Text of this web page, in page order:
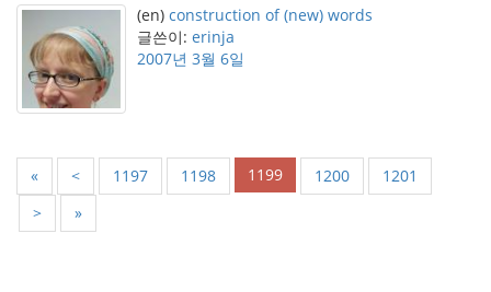
(en) construction of (new) words
글쓴이: erinja
2007년 3월 6일
« < 1197 1198 1199 1200
1201
>
»